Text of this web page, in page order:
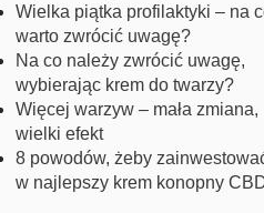
Wielka piątka profilaktyki – na
warto zwrócić uwagę?
Na co należy zwrócić uwagę,
wybierając krem do twarzy?
Więcej warzyw – mała zmiana,
wielki efekt
8 powodów, żeby
w najlepszy krem konopny